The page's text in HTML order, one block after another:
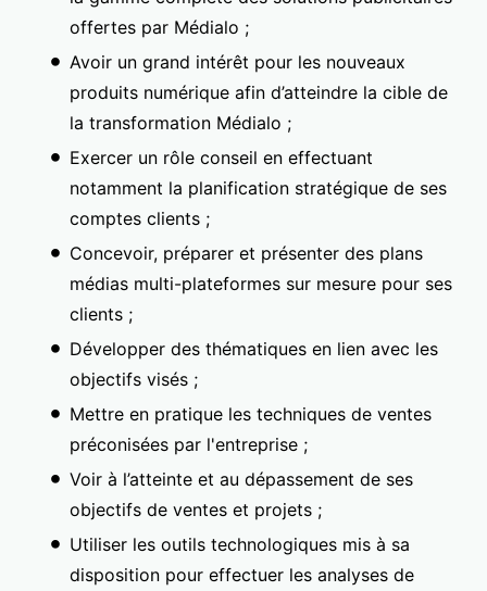
offertes par Médialo ;
Avoir un grand intérêt pour les nouveaux
produits numérique afin d’atteindre la cible de
la transformation Médialo ;
Exercer un rôle conseil en effectuant
notamment la planification stratégique de ses
comptes clients ;
Concevoir, préparer et présenter des plans
médias multi-plateformes sur mesure pour ses
clients ;
Développer des thématiques en lien avec les
objectifs visés ;
Mettre en pratique les techniques de ventes
préconisées par l'entreprise ;
Voir à l’atteinte et au dépassement de ses
objectifs de ventes et projets ;
Utiliser les outils technologiques mis à sa
disposition pour effectuer les analyses de